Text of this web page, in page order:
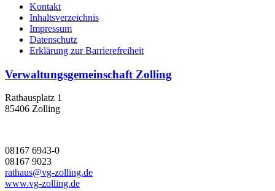
Kontakt
Inhaltsverzeichnis
Impressum
Datenschutz
Erklärung zur Barrierefreiheit
Verwaltungsgemeinschaft Zolling
Rathausplatz 1
85406 Zolling
08167 6943-0
08167 9023
rathaus@vg-zolling.de
www.vg-zolling.de